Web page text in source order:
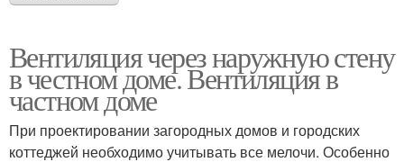
Вентиляция через наружную стену
в честном доме. Вентиляция в
частном доме
При проектировании загородных домов и городских
коттеджей необходимо учитывать все мелочи. Особенно